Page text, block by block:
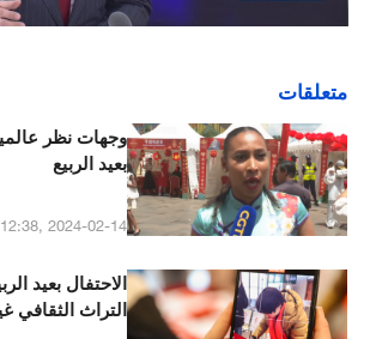
متعلقات
وجهات نظر
بعيد الربيع
2024-02-14
الاحتفال بعيد
التراث الثقافي